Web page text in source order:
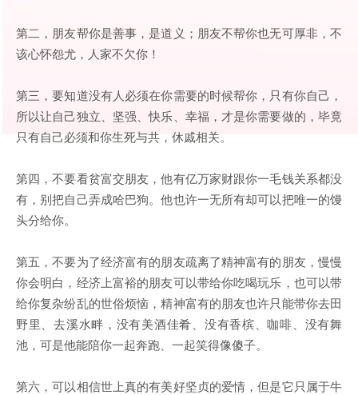
第二，朋友帮你是善事，是道义；朋友不帮你也无可厚非，不
该心怀怨尤，人家不欠你！
第三，要知道没有人必须在你需要的时候帮你，只有你自己，
所以让自己独立、坚强、快乐、幸福，才是你需要做的，毕竟
只有自己必须和你生死与共，休戚相关。
第四，不要看贫富交朋友，他有亿万家财跟你一毛钱关系都没
有，别把自己弄成哈巴狗。他也许一无所有却可以把唯一的馒
头分给你。
第五，不要为了经济富有的朋友疏离了精神富有的朋友，慢慢
你会明白，经济上富裕的朋友可以带给你吃喝玩乐，也可以带
给你复杂纷乱的世俗烦恼，精神富有的朋友也许只能带你去田
野里、去溪水畔，没有美酒佳肴、没有香槟、咖啡、没有舞
池，可是他能陪你一起奔跑、一起笑得像傻子。
第六，可以相信世上真的有美好坚贞的爱情，但是它只属于牛